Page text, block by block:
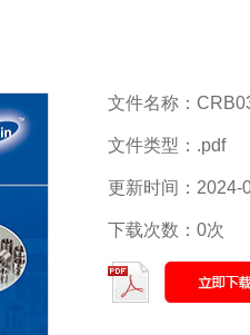
文件名称：
文件类型：.pdf
更新时间：2024-
下载次数：0次